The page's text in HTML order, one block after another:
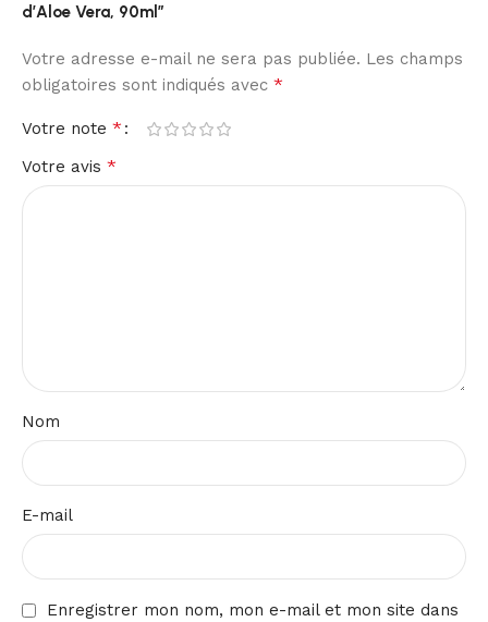
d’Aloe Vera, 90ml”
Votre adresse e-mail ne sera pas publiée. Les champs
obligatoires sont indiqués avec *
Votre note *
Votre avis *
Nom
E-mail
Enregistrer mon nom, mon e-mail et mon site dans